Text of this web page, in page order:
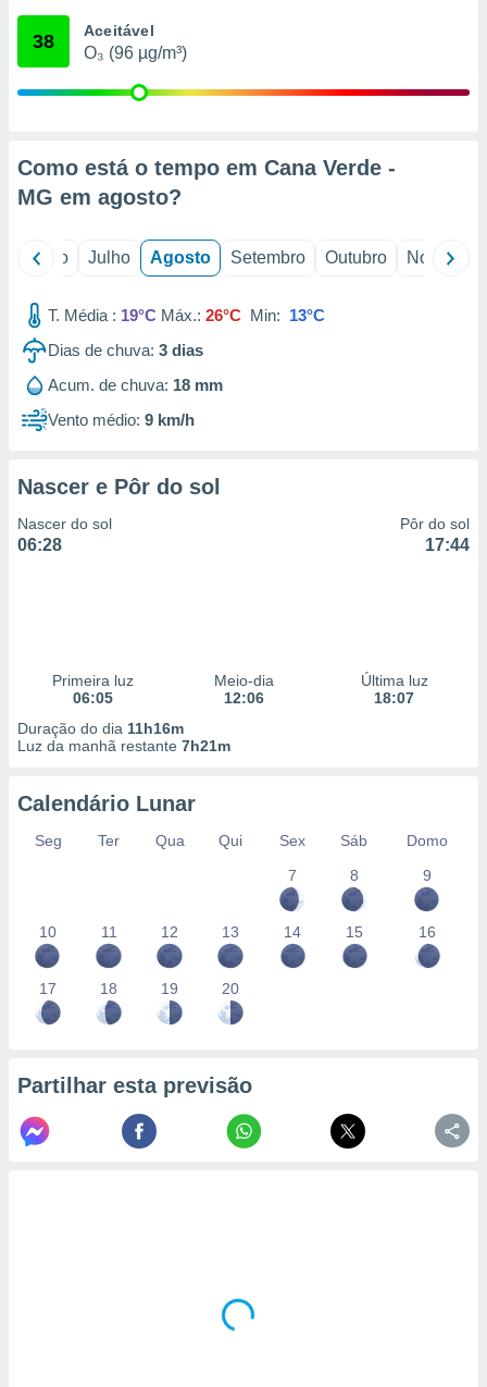
através
1199
38 Aceitável
O₃ (96 µg/m³)
Como está o tempo em Cana Verde -
MG em agosto?
Junho Julho Agosto Setembro Outubro Novembro
T. Média : 19°C Máx.: 26°C Min: 13°C
Dias de chuva: 3 dias
Acum. de chuva: 18 mm
Vento médio: 9 km/h
Nascer e Pôr do sol
Nascer do sol
06:28
Pôr do sol
17:44
Primeira luz
06:05
Meio-dia
12:06
Última luz
18:07
Duração do dia 11h16m
Luz da manhã restante 7h21m
Calendário Lunar
Seg Ter Qua Qui Sex Sáb
Domo
7
8 9
10 11 12 13 14 15 16
17 18 19 20
Partilhar esta previsão